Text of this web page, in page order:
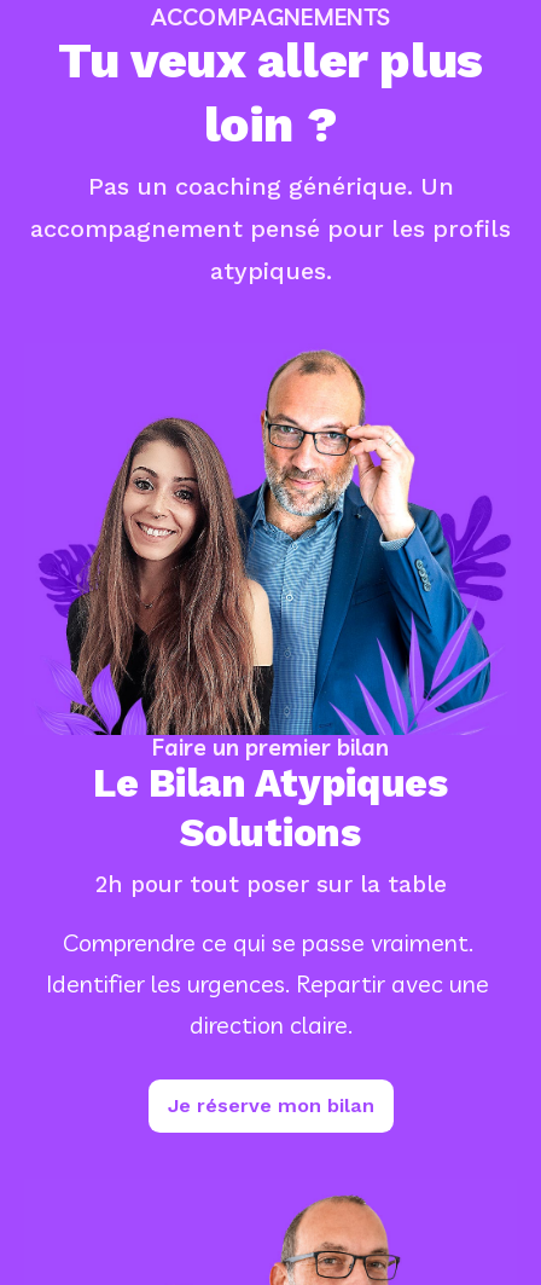
ACCOMPAGNEMENTS
Tu veux aller plus
loin ?
Pas un coaching générique. Un
accompagnement pensé pour les profils
atypiques.
Faire un premier bilan
Le Bilan Atypiques
Solutions
2h pour tout poser sur la table
Comprendre ce qui se passe vraiment.
Identifier les urgences. Repartir avec une
direction claire.
Je réserve mon bilan